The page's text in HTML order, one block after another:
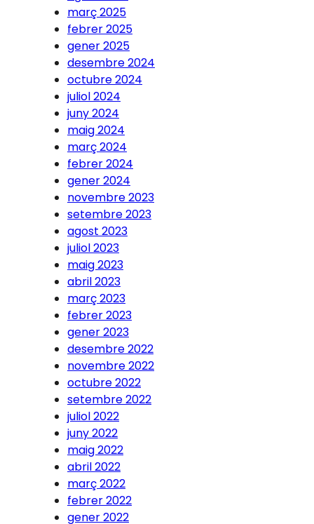
març 2025
febrer 2025
gener 2025
desembre 2024
octubre 2024
juliol 2024
juny 2024
maig 2024
març 2024
febrer 2024
gener 2024
novembre 2023
setembre 2023
agost 2023
juliol 2023
maig 2023
abril 2023
març 2023
febrer 2023
gener 2023
desembre 2022
novembre 2022
octubre 2022
setembre 2022
juliol 2022
juny 2022
maig 2022
abril 2022
març 2022
febrer 2022
gener 2022